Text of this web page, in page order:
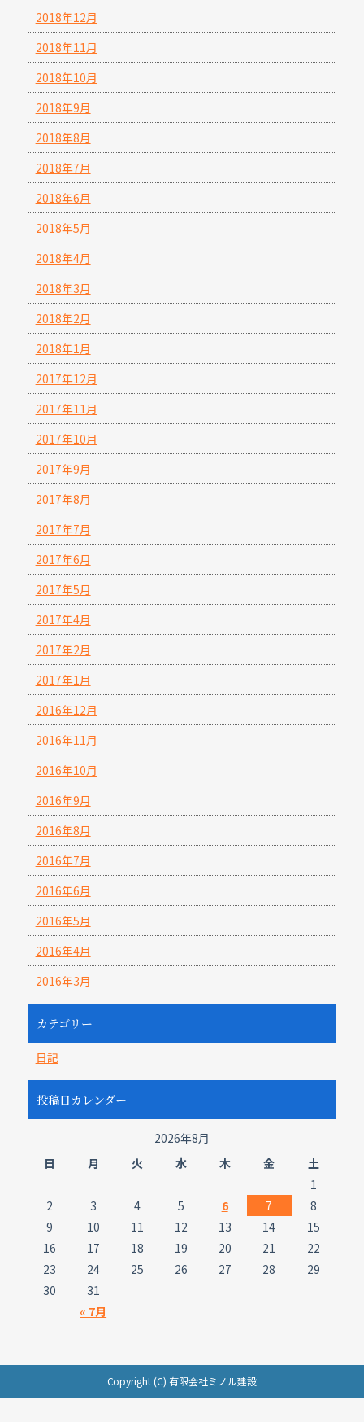
2018年12月
2018年11月
2018年10月
2018年9月
2018年8月
2018年7月
2018年6月
2018年5月
2018年4月
2018年3月
2018年2月
2018年1月
2017年12月
2017年11月
2017年10月
2017年9月
2017年8月
2017年7月
2017年6月
2017年5月
2017年4月
2017年2月
2017年1月
2016年12月
2016年11月
2016年10月
2016年9月
2016年8月
2016年7月
2016年6月
2016年5月
2016年4月
2016年3月
カテゴリー
日記
投稿日カレンダー
2026年8月
日
月 火 水 木 金 土
« 7月
1
2
3 4 5 6 7
8
9
10 11 12 13 14
15
16
17 18 19 20 21
22
23
24 25 26 27 28
29
30
31
Copyright (C) 有限会社ミノル建設